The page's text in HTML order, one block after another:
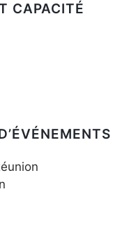
CAPACITÉ